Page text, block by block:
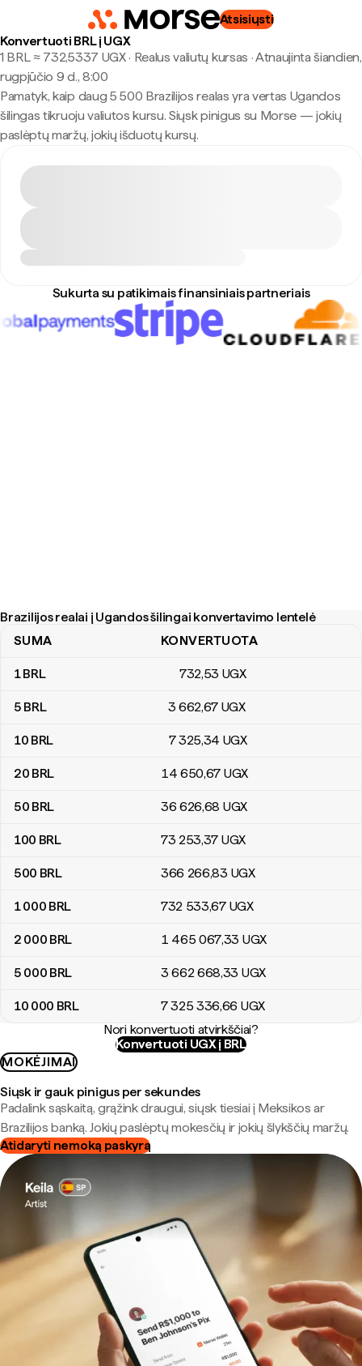
Atsisiųsti
Konvertuoti BRL į UGX
1 BRL ≈ 732,5337 UGX · Realus valiutų kursas ·Atnaujinta šiandien,
rugpjūčio 9 d., 8:00
Pamatyk, kaip daug 5 500 Brazilijos realas yra vertas Ugandos
šilingas tikruoju valiutos kursu. Siųsk pinigus su Morse — jokių
paslėptų maržų, jokių išduotų kursų.
Sukurta su patikimais finansiniais partneriais
Brazilijos realai į Ugandos šilingai konvertavimo lentelė
Brazilijos realai į Ugandos šilingai konvertavimo lentelė
SUMA KONVERTUOTA
1BRL 732,53 UGX
5 BRL 3 662,67 UGX
10 BRL 7 325,34 UGX
20 BRL 14 650,67 UGX
50 BRL 36 626,68 UGX
100 BRL 73 253,37 UGX
500 BRL 366 266,83 UGX
1 000 BRL 732 533,67 UGX
2 000 BRL 1 465 067,33 UGX
5 000 BRL 3 662 668,33 UGX
10 000 BRL 7 325 336,66 UGX
Nori konvertuoti atvirkščiai?
Konvertuoti UGX į BRL
MOKĖJIMAI
Siųsk ir gauk pinigus per sekundes
Padalink sąskaitą, grąžink draugui, siųsk tiesiai į Meksikos ar
Brazilijos banką. Jokių paslėptų mokesčių ir jokių šlykščių maržų.
Atidaryti nemoką paskyrą